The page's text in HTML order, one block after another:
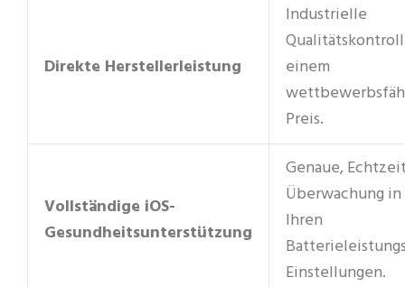
Direkte Herstellerleistung
Industrielle
einem
Preis.
Vollständige iOS-
Gesundheitsunterstützung
Genaue,
Überwachung in
Ihren
Einstellungen.